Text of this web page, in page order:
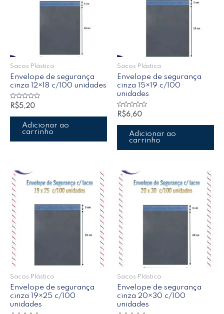
Sacos Plástico
Envelope de segurança
cinza 12×18 c/100 unidades
Avaliação
0
de
R$5,20
Adicionar ao
carrinho
Sacos Plástico
Envelope de segurança
cinza 15×19 c/100
unidades
Avaliação
0
de
R$6,60
Adicionar ao
carrinho
Sacos Plástico
Envelope de segurança
cinza 19×25 c/100
unidades
Sacos Plástico
Envelope de segurança
cinza 20×30 c/100
unidades